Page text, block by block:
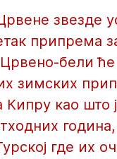
звезде
припрема
бели
зимских
Кипру као што
где их